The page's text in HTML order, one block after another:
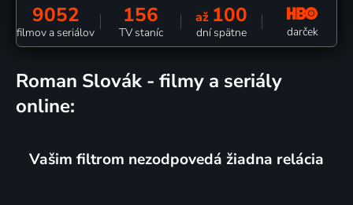
9052
filmov a seriálov
156
TV staníc
až 100
dní spätne darček
Roman Slovák - filmy a seriály
online:
Vašim filtrom nezodpovedá žiadna relácia